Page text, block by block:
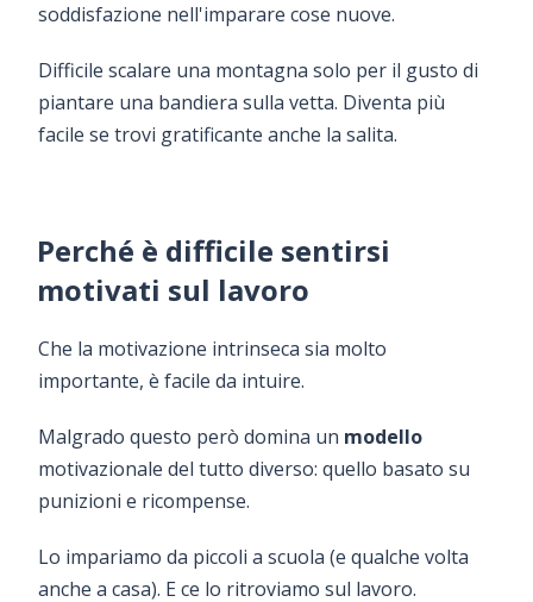
soddisfazione nell'imparare cose nuove.
Difficile scalare una montagna solo per il gusto di
piantare una bandiera sulla vetta. Diventa più
facile se trovi gratificante anche la salita.
Perché è difficile sentirsi
motivati sul lavoro
Che la motivazione intrinseca sia molto
importante, è facile da intuire.
Malgrado questo però domina un modello
motivazionale del tutto diverso: quello basato su
punizioni e ricompense.
Lo impariamo da piccoli a scuola (e qualche volta
anche a casa). E ce lo ritroviamo sul lavoro.